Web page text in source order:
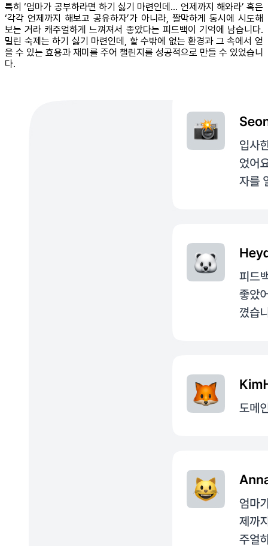
특히 ‘엄마가 공부하라면 하기 싫기 마련인데… 언제까지 해와라’ 혹은
‘각각 언제까지 해보고 공유하자’가 아니라, 짤막하게 동시에 시도해
보는 거라 캐주얼하게 느껴져서 좋았다는 피드백이 기억에 남습니다.
밀린 숙제는 하기 싫기 마련인데, 할 수밖에 없는 환경과 그 속에서 얻
을 수 있는 효용과 재미를 주어 챌린지를 성공적으로 만들 수 있었습니
다.